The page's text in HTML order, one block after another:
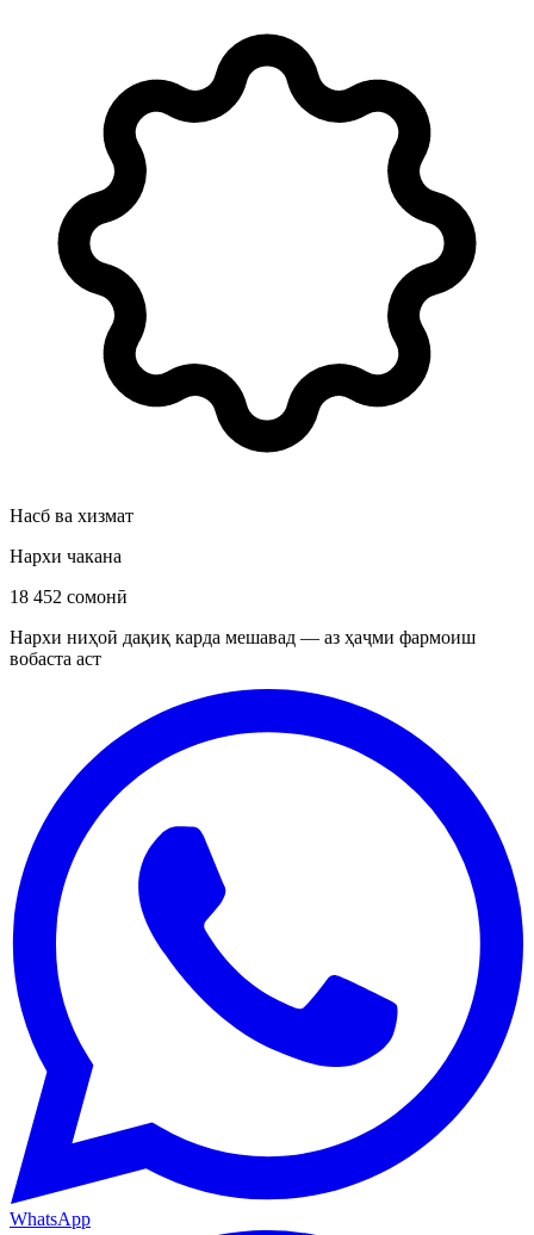
Насб ва хизмат
Нархи чакана
18 452 сомонӣ
Нархи ниҳоӣ дақиқ карда мешавад — аз ҳаҷми фармоиш
вобаста аст
WhatsApp